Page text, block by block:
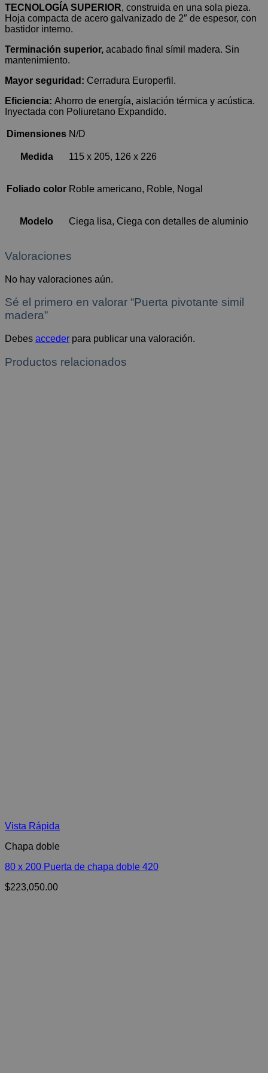
TECNOLOGÍA SUPERIOR, construida en una sola pieza.
Hoja compacta de acero galvanizado de 2″ de espesor, con
bastidor interno.
Terminación superior, acabado final símil madera. Sin
mantenimiento.
Mayor seguridad: Cerradura Europerfil.
Eficiencia: Ahorro de energía, aislación térmica y acústica.
Inyectada con Poliuretano Expandido.
Dimensiones N/D
Medida 115 x 205, 126 x 226
Foliado color Roble americano, Roble, Nogal
Modelo Ciega lisa, Ciega con detalles de aluminio
Valoraciones
No hay valoraciones aún.
Sé el primero en valorar “Puerta pivotante simil
madera”
Debes acceder para publicar una valoración.
Productos relacionados
Vista Rápida
Chapa doble
80 x 200 Puerta de chapa doble 420
$223,050.00